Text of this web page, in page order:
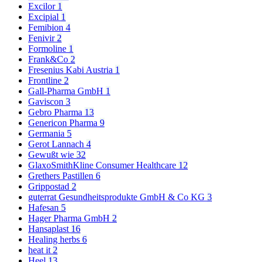
Excilor 1
Excipial 1
Femibion 4
Fenivir 2
Formoline 1
Frank&Co 2
Fresenius Kabi Austria 1
Frontline 2
Gall-Pharma GmbH 1
Gaviscon 3
Gebro Pharma 13
Genericon Pharma 9
Germania 5
Gerot Lannach 4
Gewußt wie 32
GlaxoSmithKline Consumer Healthcare 12
Grethers Pastillen 6
Grippostad 2
guterrat Gesundheitsprodukte GmbH & Co KG 3
Hafesan 5
Hager Pharma GmbH 2
Hansaplast 16
Healing herbs 6
heat it 2